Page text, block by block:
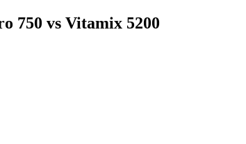
750 vs Vitamix 5200